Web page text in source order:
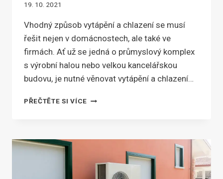
19. 10. 2021
Vhodný způsob vytápění a chlazení se musí
řešit nejen v domácnostech, ale také ve
firmách. Ať už se jedná o průmyslový komplex
s výrobní halou nebo velkou kancelářskou
budovu, je nutné věnovat vytápění a chlazení…
PŘEČTĚTE SI VÍCEUŠETŘETE
VYTÁPĚNÍ
CHLAZENÍ